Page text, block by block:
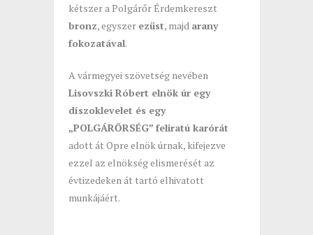
kétszer a Polgárőr Érdemkereszt
bronz, egyszer ezüst, majd arany
fokozatával.
A vármegyei szövetség nevében
Lisovszki Róbert elnök úr egy
díszoklevelet és egy
„POLGÁRŐRSÉG” feliratú karórát
adott át Opre elnök úrnak, kifejezve
ezzel az elnökség elismerését az
évtizedeken át tartó elhivatott
munkájáért.